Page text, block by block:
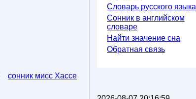
сонник мисс Хассе
Словарь русского языка
Сонник в английском
словаре
Найти значение сна
Обратная связь